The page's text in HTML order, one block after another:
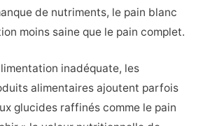
de nutriments, le pain blanc
moins saine que le pain complet.
inadéquate, les
alimentaires ajoutent parfois
glucides raffinés comme le pain